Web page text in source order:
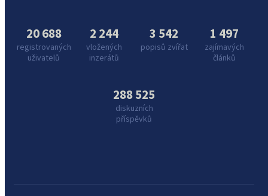
20 688
registrovaných
uživatelů
2 244
vložených
inzerátů
3 542
popisů zvířat
1 497
zajímavých
článků
288 525
diskuzních
příspěvků